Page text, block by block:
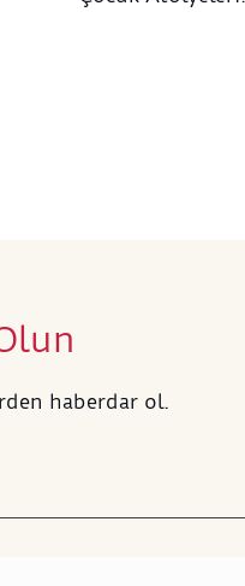
haberdar ol.